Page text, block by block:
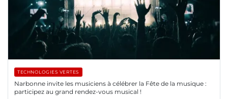
TECHNOLOGIES VERTES
Narbonne invite les musiciens à célébrer la Fête de la musique :
participez au grand rendez-vous musical !